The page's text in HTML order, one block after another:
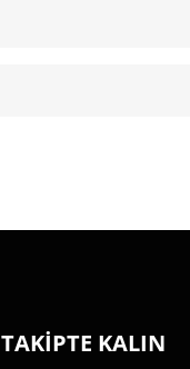
TAKİPTE KALIN